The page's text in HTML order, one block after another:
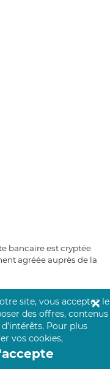
bancaire est cryptée
agréée auprès de la
site, vous acceptez le
des offres, contenus
Pour plus
vos cookies,
✕